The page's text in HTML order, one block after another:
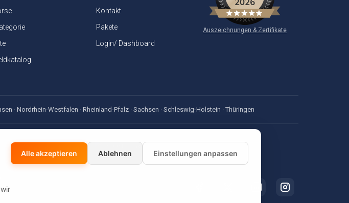
Kontakt
Pakete
Login/ Dashboard
Auszeichnungen & Zertifikate
· Nordrhein-Westfalen · Rheinland-Pfalz · Sachsen · Schleswig-Holstein · Thüringen
— offline dabei, kostenlos
Alle akzeptieren Ablehnen Einstellungen anpassen